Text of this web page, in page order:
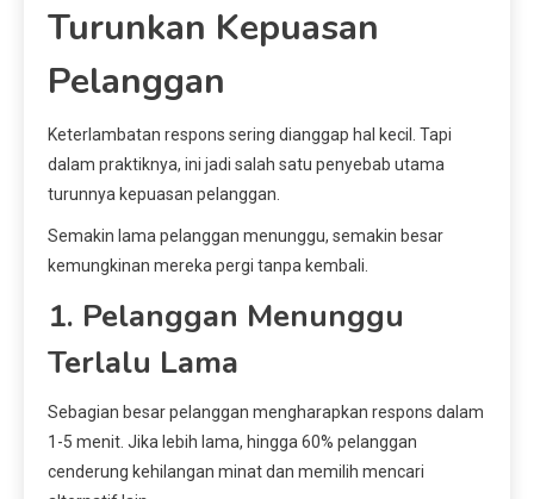
Turunkan Kepuasan
Pelanggan
Keterlambatan respons sering dianggap hal kecil. Tapi
dalam praktiknya, ini jadi salah satu penyebab utama
turunnya kepuasan pelanggan.
Semakin lama pelanggan menunggu, semakin besar
kemungkinan mereka pergi tanpa kembali.
1. Pelanggan Menunggu
Terlalu Lama
Sebagian besar pelanggan mengharapkan respons dalam
1-5 menit. Jika lebih lama, hingga 60% pelanggan
cenderung kehilangan minat dan memilih mencari